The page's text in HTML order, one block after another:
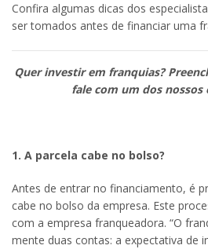
Confira algumas dicas dos
ser tomados antes de financiar uma
Quer investir em franquias?
fale com um dos nossos
1. A parcela cabe no bolso?
Antes de entrar no financiamento, é
cabe no bolso da empresa. Este
com a empresa franqueadora. “O
mente duas contas: a expectativa de